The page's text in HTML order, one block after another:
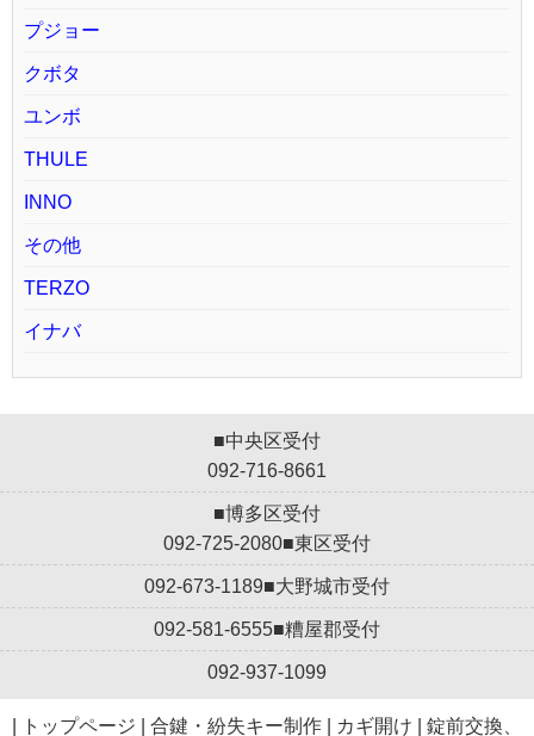
プジョー
クボタ
ユンボ
THULE
INNO
その他
TERZO
イナバ
■中央区受付
092-716-8661
■博多区受付
092-725-2080■東区受付
092-673-1189■大野城市受付
092-581-6555■糟屋郡受付
092-937-1099
トップページ 合鍵・紛失キー制作 カギ開け 錠前交換、